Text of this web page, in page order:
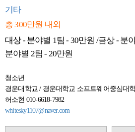
기타
총 300만원 내외
대상 - 분야별 1팀 - 30만원 /금상 - 분
분야별 2팀 - 20만원
청소년
경운대학교 / 경운대학교 소프트웨어중심대
허소현 010-6618-7982
whitesky1107@naver.com